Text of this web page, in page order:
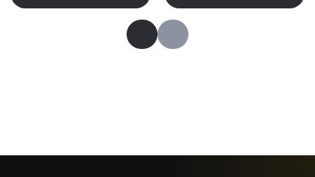
аксессуары к нему вы так же можете приобрести в